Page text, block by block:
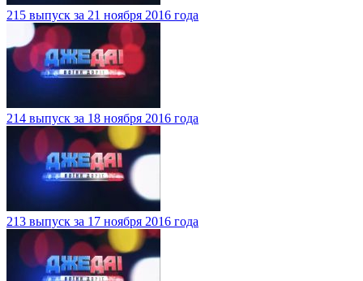
215 выпуск за 21 ноября 2016 года
214 выпуск за 18 ноября 2016 года
213 выпуск за 17 ноября 2016 года